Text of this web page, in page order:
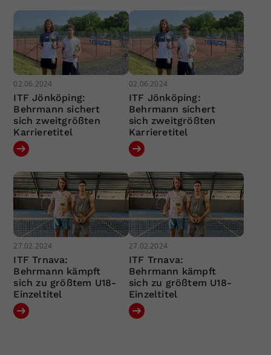
02.06.2024
ITF Jönköping:
Behrmann sichert
sich zweitgrößten
Karrieretitel
02.06.2024
ITF Jönköping:
Behrmann sichert
sich zweitgrößten
Karrieretitel
27.02.2024
ITF Trnava:
Behrmann kämpft
sich zu größtem U18-
Einzeltitel
27.02.2024
ITF Trnava:
Behrmann kämpft
sich zu größtem U18-
Einzeltitel